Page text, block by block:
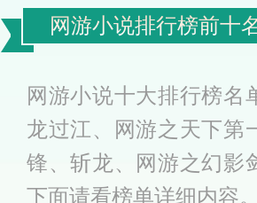
网游小说排行榜前十
网游小说十大排行榜名
龙过江、网游之天下第
锋、斩龙、网游之幻影
下面请看榜单详细内容。